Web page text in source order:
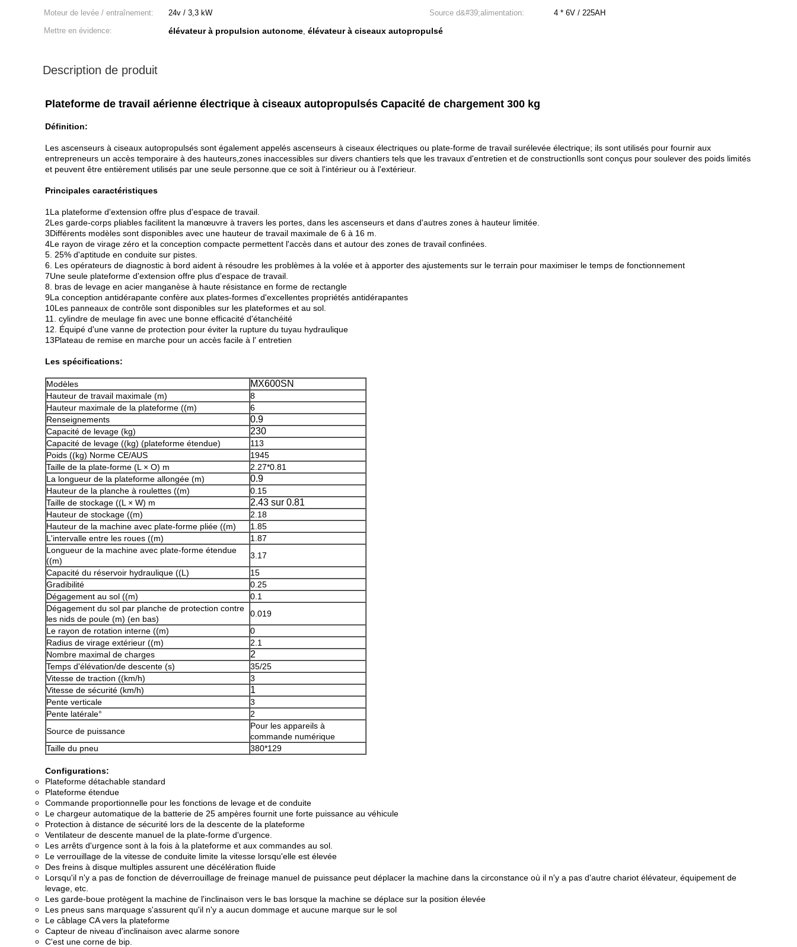
Moteur de levée / entraînement:
24v / 3,3 kW Source d&#39;alimentation:
4 * 6V / 225AH
Mettre en évidence:
élévateur à propulsion autonome, élévateur à ciseaux autopropulsé
Description de produit
Plateforme de travail aérienne électrique à ciseaux autopropulsés Capacité de chargement 300 kg
Définition:
Les ascenseurs à ciseaux autopropulsés sont également appelés ascenseurs à ciseaux électriques ou plate-forme de travail surélevée électrique; ils sont utilisés pour fournir aux
entrepreneurs un accès temporaire à des hauteurs,zones inaccessibles sur divers chantiers tels que les travaux d'entretien et de constructionIls sont conçus pour soulever des poids limités
et peuvent être entièrement utilisés par une seule personne.que ce soit à l'intérieur ou à l'extérieur.
Principales caractéristiques
1La plateforme d'extension offre plus d'espace de travail.
2Les garde-corps pliables facilitent la manœuvre à travers les portes, dans les ascenseurs et dans d'autres zones à hauteur limitée.
3Différents modèles sont disponibles avec une hauteur de travail maximale de 6 à 16 m.
4Le rayon de virage zéro et la conception compacte permettent l'accès dans et autour des zones de travail confinées.
5. 25% d'aptitude en conduite sur pistes.
6. Les opérateurs de diagnostic à bord aident à résoudre les problèmes à la volée et à apporter des ajustements sur le terrain pour maximiser le temps de fonctionnement
7Une seule plateforme d'extension offre plus d'espace de travail.
8. bras de levage en acier manganèse à haute résistance en forme de rectangle
9La conception antidérapante confère aux plates-formes d'excellentes propriétés antidérapantes
10Les panneaux de contrôle sont disponibles sur les plateformes et au sol.
11. cylindre de meulage fin avec une bonne efficacité d'étanchéité
12. Équipé d'une vanne de protection pour éviter la rupture du tuyau hydraulique
13Plateau de remise en marche pour un accès facile à l' entretien
Les spécifications:
Modèles MX600SN
Hauteur de travail maximale (m)
8
Hauteur maximale de la plateforme ((m)
6
Renseignements
0.9
Capacité de levage (kg) 230
Capacité de levage ((kg) (plateforme étendue)
113
Poids ((kg) Norme CE/AUS
1945
Taille de la plate-forme (L × O) m
2.27*0.81
La longueur de la plateforme allongée (m)
0.9
Hauteur de la planche à roulettes ((m)
0.15
Taille de stockage ((L × W) m
2.43 sur 0.81
Hauteur de stockage ((m)
2.18
Hauteur de la machine avec plate-forme pliée ((m)
1.85
L'intervalle entre les roues ((m)
1.87
Longueur de la machine avec plate-forme étendue
((m)
3.17
Capacité du réservoir hydraulique ((L)
15
Gradibilité
0.25
Dégagement au sol ((m)
0.1
Dégagement du sol par planche de protection contre
les nids de poule (m) (en bas)
0.019
Le rayon de rotation interne ((m)
0
Radius de virage extérieur ((m)
2.1
Nombre maximal de charges
2
Temps d'élévation/de descente (s)
35/25
Vitesse de traction ((km/h)
3
Vitesse de sécurité (km/h)
1
Pente verticale
3
Pente latérale°
2
Source de puissance
Pour les appareils à
commande numérique
Taille du pneu
380*129
Configurations:
Plateforme détachable standard
Plateforme étendue
Commande proportionnelle pour les fonctions de levage et de conduite
Le chargeur automatique de la batterie de 25 ampères fournit une forte puissance au véhicule
Protection à distance de sécurité lors de la descente de la plateforme
Ventilateur de descente manuel de la plate-forme d'urgence.
Les arrêts d'urgence sont à la fois à la plateforme et aux commandes au sol.
Le verrouillage de la vitesse de conduite limite la vitesse lorsqu'elle est élevée
Des freins à disque multiples assurent une décélération fluide
Lorsqu'il n'y a pas de fonction de déverrouillage de freinage manuel de puissance peut déplacer la machine dans la circonstance où il n'y a pas d'autre chariot élévateur, équipement de
levage, etc.
Les garde-boue protègent la machine de l'inclinaison vers le bas lorsque la machine se déplace sur la position élevée
Les pneus sans marquage s'assurent qu'il n'y a aucun dommage et aucune marque sur le sol
Le câblage CA vers la plateforme
Capteur de niveau d'inclinaison avec alarme sonore
C'est une corne de bip.